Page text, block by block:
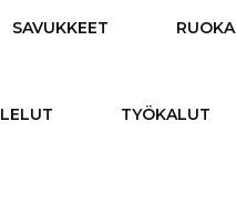
SAVUKKEET RUOKA
LELUT TYÖKALUT